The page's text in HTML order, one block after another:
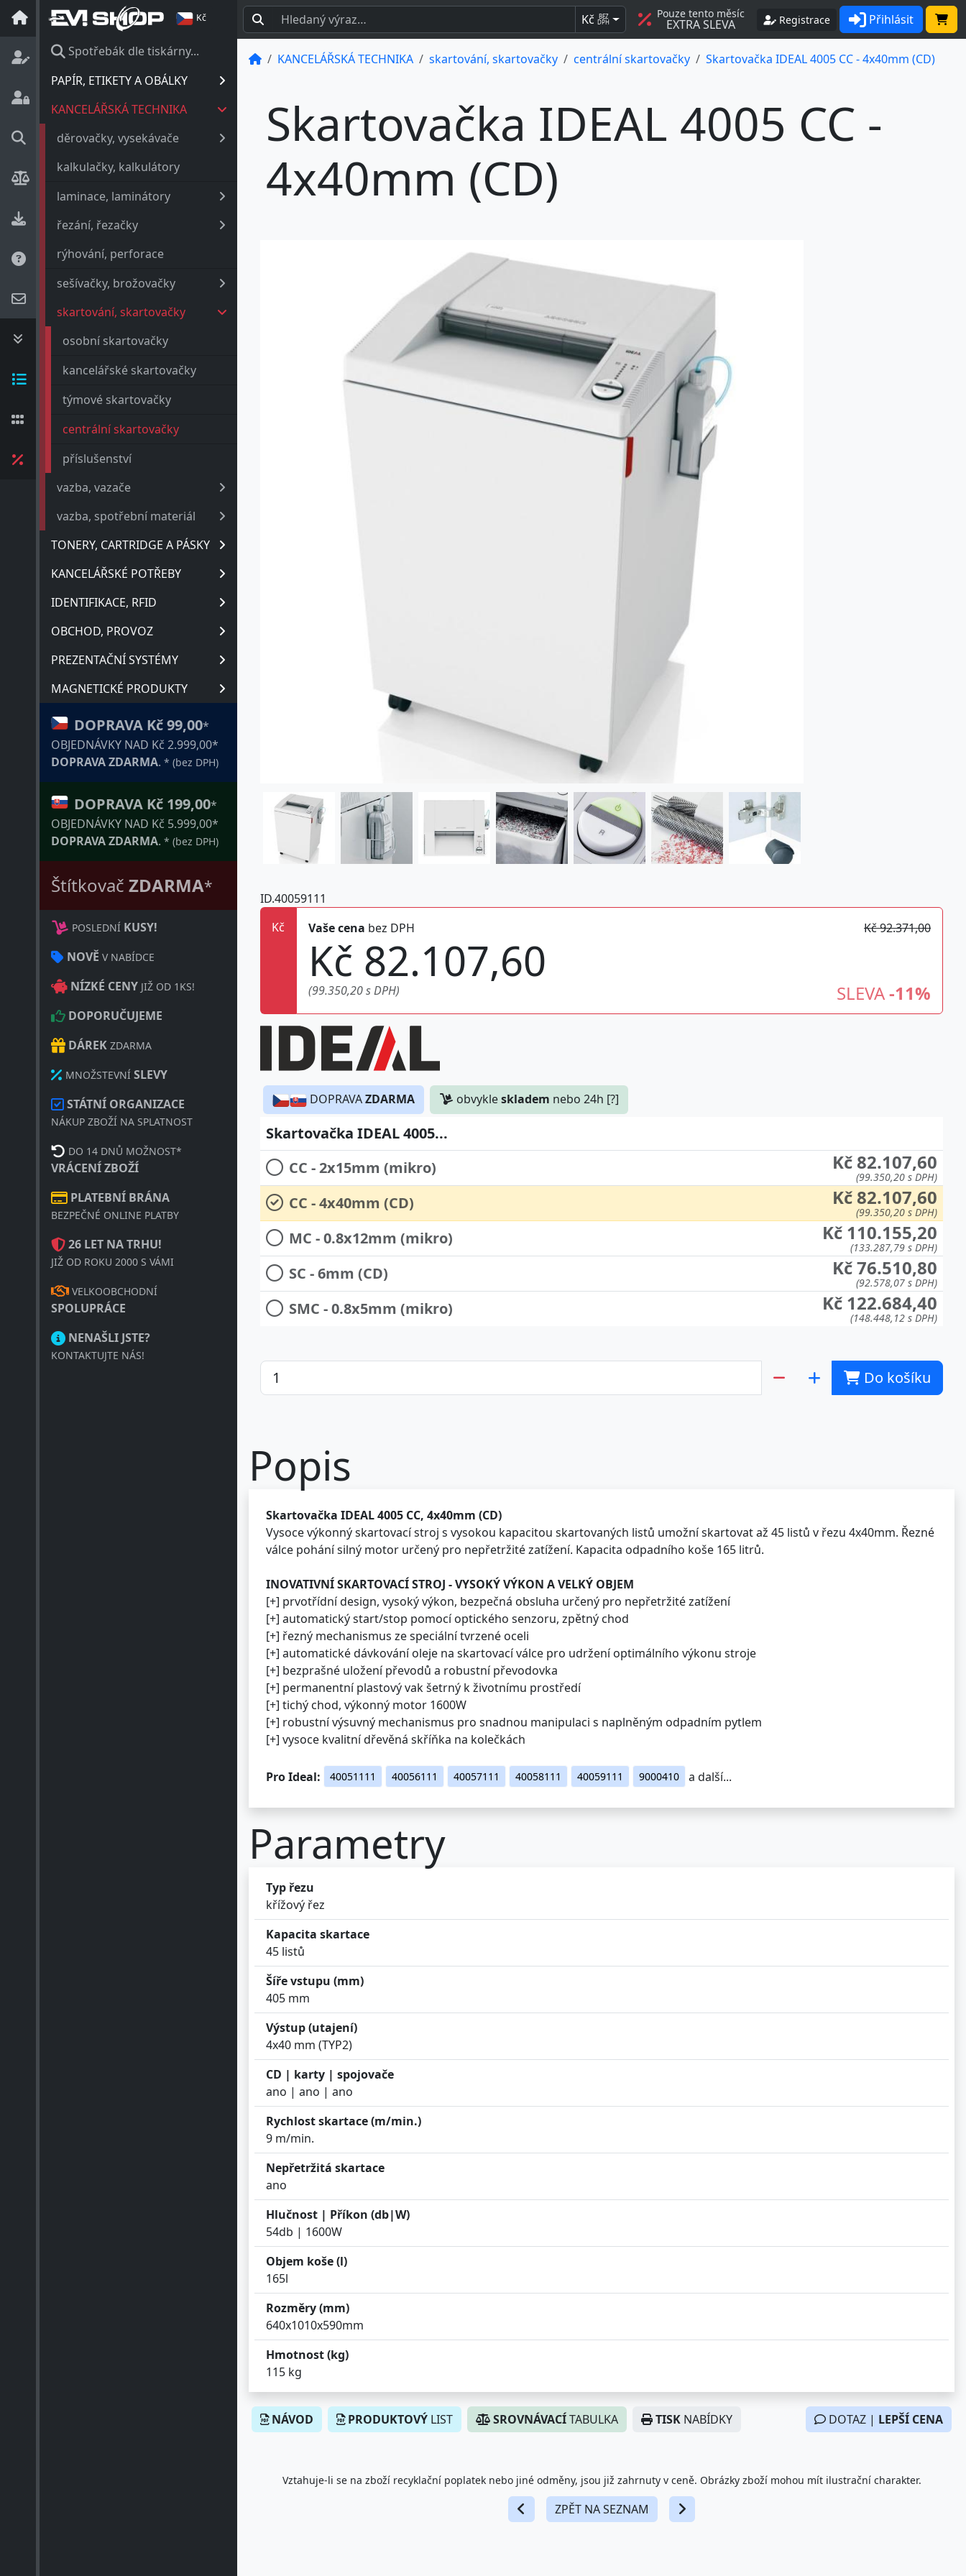
Kč
Spotřebák dle tiskárny...
PAPÍR, ETIKETY A OBÁLKY
KANCELÁŘSKÁ TECHNIKA
děrovačky, vysekávače
kalkulačky, kalkulátory
laminace, laminátory
řezání, řezačky
rýhování, perforace
sešívačky, brožovačky
skartování, skartovačky
osobní skartovačky
kancelářské skartovačky
týmové skartovačky
centrální skartovačky
příslušenství
vazba, vazače
vazba, spotřební materiál
TONERY, CARTRIDGE A PÁSKY
KANCELÁŘSKÉ POTŘEBY
IDENTIFIKACE, RFID
OBCHOD, PROVOZ
PREZENTAČNÍ SYSTÉMY
MAGNETICKÉ PRODUKTY
DOPRAVA Kč 99,00*
OBJEDNÁVKY NAD Kč 2.999,00*
DOPRAVA ZDARMA. * (bez DPH)
DOPRAVA Kč 199,00*
OBJEDNÁVKY NAD Kč 5.999,00*
DOPRAVA ZDARMA. * (bez DPH)
Štítkovač ZDARMA*
POSLEDNÍ KUSY!
NOVĚ V NABÍDCE
NÍZKÉ CENY JIŽ OD 1KS!
DOPORUČUJEME
DÁREK ZDARMA
MNOŽSTEVNÍ SLEVY
STÁTNÍ ORGANIZACE
NÁKUP ZBOŽÍ NA SPLATNOST
DO 14 DNŮ MOŽNOST*
VRÁCENÍ ZBOŽÍ
PLATEBNÍ BRÁNA
BEZPEČNÉ ONLINE PLATBY
26 LET NA TRHU!
JIŽ OD ROKU 2000 S VÁMI
VELKOOBCHODNÍ
SPOLUPRÁCE
NENAŠLI JSTE?
KONTAKTUJTE NÁS!
Kč BEZ
DPH
Pouze tento měsíc
EXTRA SLEVA Registrace Přihlásit
KANCELÁŘSKÁ TECHNIKA skartování, skartovačky centrální skartovačky Skartovačka IDEAL 4005 CC - 4x40mm (CD)
Skartovačka IDEAL 4005 CC -
4x40mm (CD)
ID.40059111
Kč
Vaše cena bez DPH Kč 92.371,00
Kč 82.107,60
(99.350,20 s DPH) SLEVA -11%
DOPRAVA ZDARMA obvykleskladem nebo 24h [?]
Skartovačka IDEAL 4005...
CC - 2x15mm (mikro)
Kč 82.107,60
(99.350,20 s DPH)
CC - 4x40mm (CD) Kč 82.107,60
(99.350,20 s DPH)
MC - 0.8x12mm (mikro) Kč 110.155,20
(133.287,79 s DPH)
SC - 6mm (CD) Kč 76.510,80
(92.578,07 s DPH)
SMC - 0.8x5mm (mikro) Kč 122.684,40
(148.448,12 s DPH)
Do košíku
Popis
Skartovačka IDEAL 4005 CC, 4x40mm (CD)
Vysoce výkonný skartovací stroj s vysokou kapacitou skartovaných listů umožní skartovat až 45 listů v řezu 4x40mm. Řezné
válce pohání silný motor určený pro nepřetržité zatížení. Kapacita odpadního koše 165 litrů.
INOVATIVNÍ SKARTOVACÍ STROJ - VYSOKÝ VÝKON A VELKÝ OBJEM
[+] prvotřídní design, vysoký výkon, bezpečná obsluha určený pro nepřetržité zatížení
[+] automatický start/stop pomocí optického senzoru, zpětný chod
[+] řezný mechanismus ze speciální tvrzené oceli
[+] automatické dávkování oleje na skartovací válce pro udržení optimálního výkonu stroje
[+] bezprašné uložení převodů a robustní převodovka
[+] permanentní plastový vak šetrný k životnímu prostředí
[+] tichý chod, výkonný motor 1600W
[+] robustní výsuvný mechanismus pro snadnou manipulaci s naplněným odpadním pytlem
[+] vysoce kvalitní dřevěná skříňka na kolečkách
Pro Ideal: 40051111 40056111 40057111 40058111 40059111 9000410 a další...
Parametry
Typ řezu
křížový řez
Kapacita skartace
45 listů
Šíře vstupu (mm)
405 mm
Výstup (utajení)
4x40 mm (TYP2)
CD | karty | spojovače
ano | ano | ano
Rychlost skartace (m/min.)
9 m/min.
Nepřetržitá skartace
ano
Hlučnost | Příkon (db|W)
54db | 1600W
Objem koše (l)
165l
Rozměry (mm)
640x1010x590mm
Hmotnost (kg)
115 kg
NÁVOD PRODUKTOVÝ LIST SROVNÁVACÍTABULKA TISK NABÍDKY DOTAZ | LEPŠÍ CENA
Vztahuje-li se na zboží recyklační poplatek nebo jiné odměny, jsou již zahrnuty v ceně. Obrázky zboží mohou mít ilustrační charakter.
ZPĚT NA SEZNAM